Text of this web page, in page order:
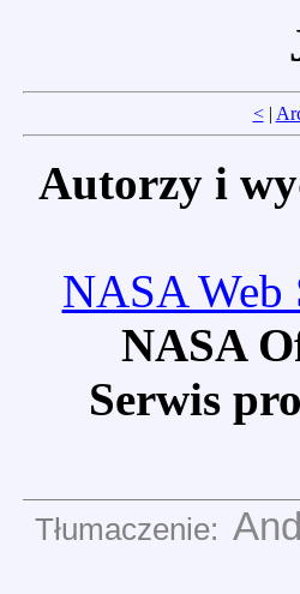
<|
Autorzy i
NASA Web
NASA
Serwis
Tłumaczenie: